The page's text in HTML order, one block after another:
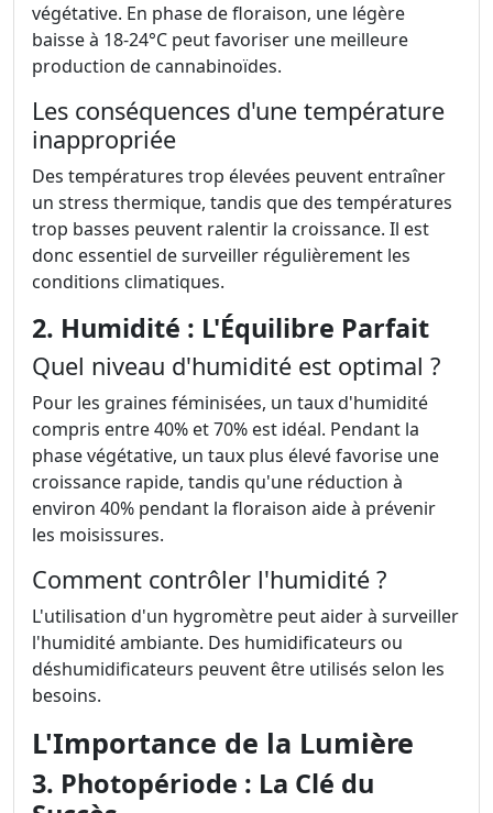
végétative. En phase de floraison, une légère
baisse à 18-24°C peut favoriser une meilleure
production de cannabinoïdes.
Les conséquences d'une température
inappropriée
Des températures trop élevées peuvent entraîner
un stress thermique, tandis que des températures
trop basses peuvent ralentir la croissance. Il est
donc essentiel de surveiller régulièrement les
conditions climatiques.
2. Humidité : L'Équilibre Parfait
Quel niveau d'humidité est optimal ?
Pour les graines féminisées, un taux d'humidité
compris entre 40% et 70% est idéal. Pendant la
phase végétative, un taux plus élevé favorise une
croissance rapide, tandis qu'une réduction à
environ 40% pendant la floraison aide à prévenir
les moisissures.
Comment contrôler l'humidité ?
L'utilisation d'un hygromètre peut aider à surveiller
l'humidité ambiante. Des humidificateurs ou
déshumidificateurs peuvent être utilisés selon les
besoins.
L'Importance de la Lumière
3. Photopériode : La Clé du